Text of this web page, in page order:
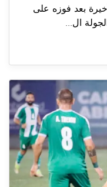
بعد فوزه على